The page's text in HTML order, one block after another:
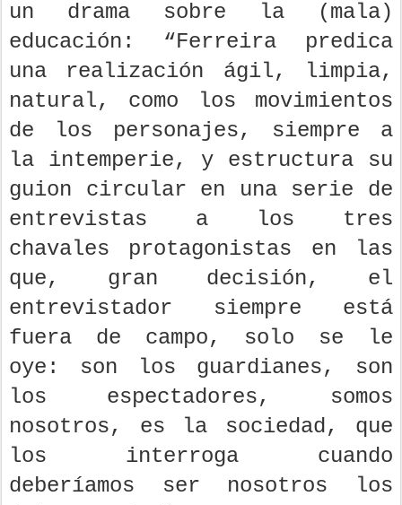
un drama sobre la (mala)
educación: “Ferreira predica
una realización ágil, limpia,
natural, como los movimientos
de los personajes, siempre a
la intemperie, y estructura su
guion circular en una serie de
entrevistas a los tres
chavales protagonistas en las
que, gran decisión, el
entrevistador siempre está
fuera de campo, solo se le
oye: son los guardianes, son
los espectadores, somos
nosotros, es la sociedad, que
los interroga cuando
deberíamos ser nosotros los